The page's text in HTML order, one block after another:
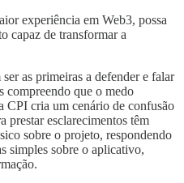
experiência em Web3, possa
capaz de transformar a
as primeiras a defender e falar
compreendo que o medo
CPI cria um cenário de confusão
prestar esclarecimentos têm
sobre o projeto, respondendo
simples sobre o aplicativo,